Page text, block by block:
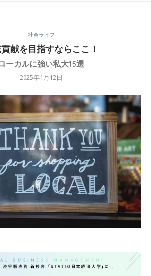
社会ライフ
献を目指すならここ！
ローカルに強い私大15選
2025年1月12日